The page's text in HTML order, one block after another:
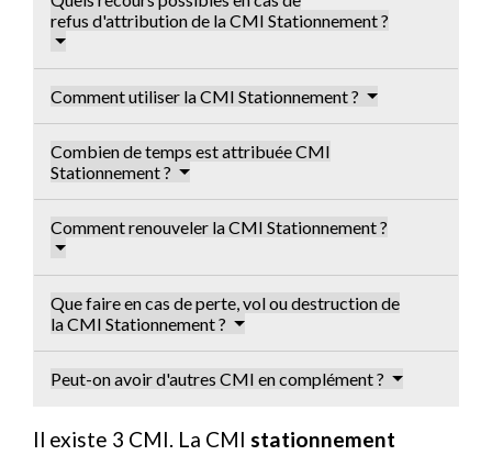
refus d'attribution de la CMI Stationnement ?
Comment utiliser la CMI Stationnement ?
Combien de temps est attribuée CMI
Stationnement ?
Comment renouveler la CMI Stationnement ?
Que faire en cas de perte, vol ou destruction de
la CMI Stationnement ?
Peut-on avoir d'autres CMI en complément ?
Il existe 3 CMI. La CMI stationnement